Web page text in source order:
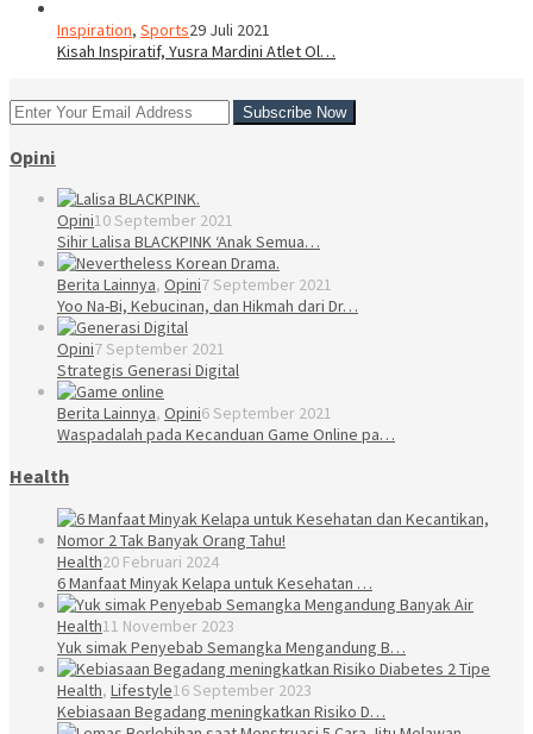
Inspiration, Sports29 Juli 2021
Kisah Inspiratif, Yusra Mardini Atlet Ol…
Opini
Opini10 September 2021
Sihir Lalisa BLACKPINK ‘Anak Semua…
Berita Lainnya, Opini7 September 2021
Yoo Na-Bi, Kebucinan, dan Hikmah dari Dr…
Opini7 September 2021
Strategis Generasi Digital
Berita Lainnya, Opini6 September 2021
Waspadalah pada Kecanduan Game Online pa…
Health
Health20 Februari 2024
6 Manfaat Minyak Kelapa untuk Kesehatan …
Health11 November 2023
Yuk simak Penyebab Semangka Mengandung B…
Health, Lifestyle16 September 2023
Kebiasaan Begadang meningkatkan Risiko D…